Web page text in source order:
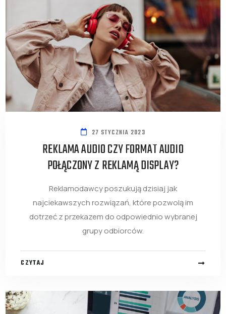
27 STYCZNIA 2023
REKLAMA AUDIO CZY FORMAT AUDIO
POŁĄCZONY Z REKLAMĄ DISPLAY?
Reklamodawcy poszukują dzisiaj jak
najciekawszych rozwiązań, które pozwolą im
dotrzeć z przekazem do odpowiednio wybranej
grupy odbiorców.
CZYTAJ